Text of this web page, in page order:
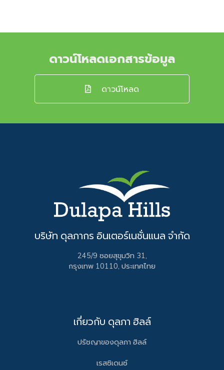
ดาวน์โหลดเอกสารข้อมูล
ดาวน์โหลด
บริษัท ดุลภากร อินเตอร์เนชั่นแนล จำกัด
245/9 ซอยสุขุมวิท 31,
กรุงเทพ 10110, ประเทศไทย
เกี่ยวกับ ดุลภา ฮิลล์
ปรัชญาของดุลภา ฮิลล์
เรสซิเดนซ์